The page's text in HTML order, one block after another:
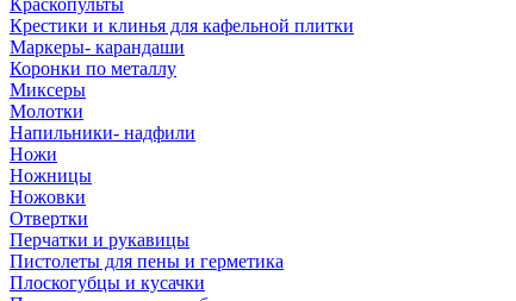
Краскопульты
Крестики и клинья для кафельной плитки
Маркеры- карандаши
Коронки по металлу
Миксеры
Молотки
Напильники- надфили
Ножи
Ножницы
Ножовки
Отвертки
Перчатки и рукавицы
Пистолеты для пены и герметика
Плоскогубцы и кусачки